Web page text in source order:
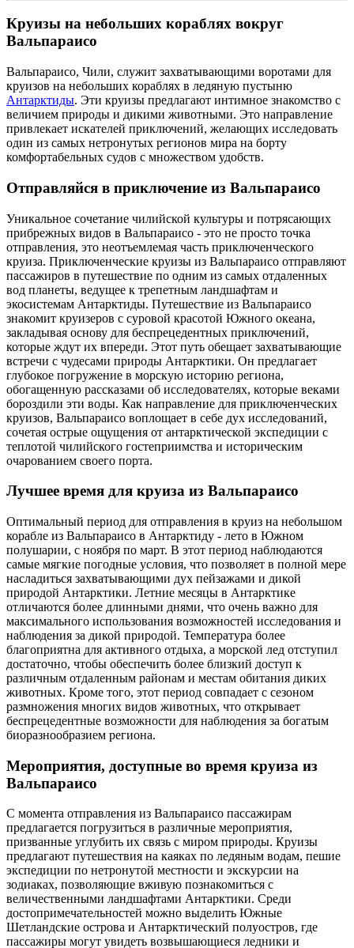
Круизы на небольших кораблях вокруг
Вальпараисо
Вальпараисо, Чили, служит захватывающими воротами для
круизов на небольших кораблях в ледяную пустыню
Антарктиды. Эти круизы предлагают интимное знакомство с
величием природы и дикими животными. Это направление
привлекает искателей приключений, желающих исследовать
один из самых нетронутых регионов мира на борту
комфортабельных судов с множеством удобств.
Отправляйся в приключение из Вальпараисо
Уникальное сочетание чилийской культуры и потрясающих
прибрежных видов в Вальпараисо - это не просто точка
отправления, это неотъемлемая часть приключенческого
круиза. Приключенческие круизы из Вальпараисо отправляют
пассажиров в путешествие по одним из самых отдаленных
вод планеты, ведущее к трепетным ландшафтам и
экосистемам Антарктиды. Путешествие из Вальпараисо
знакомит круизеров с суровой красотой Южного океана,
закладывая основу для беспрецедентных приключений,
которые ждут их впереди. Этот путь обещает захватывающие
встречи с чудесами природы Антарктики. Он предлагает
глубокое погружение в морскую историю региона,
обогащенную рассказами об исследователях, которые веками
бороздили эти воды. Как направление для приключенческих
круизов, Вальпараисо воплощает в себе дух исследований,
сочетая острые ощущения от антарктической экспедиции с
теплотой чилийского гостеприимства и историческим
очарованием своего порта.
Лучшее время для круиза из Вальпараисо
Оптимальный период для отправления в круиз на небольшом
корабле из Вальпараисо в Антарктиду - лето в Южном
полушарии, с ноября по март. В этот период наблюдаются
самые мягкие погодные условия, что позволяет в полной мере
насладиться захватывающими дух пейзажами и дикой
природой Антарктики. Летние месяцы в Антарктике
отличаются более длинными днями, что очень важно для
максимального использования возможностей исследования и
наблюдения за дикой природой. Температура более
благоприятна для активного отдыха, а морской лед отступил
достаточно, чтобы обеспечить более близкий доступ к
различным отдаленным районам и местам обитания диких
животных. Кроме того, этот период совпадает с сезоном
размножения многих видов животных, что открывает
беспрецедентные возможности для наблюдения за богатым
биоразнообразием региона.
Мероприятия, доступные во время круиза из
Вальпараисо
С момента отправления из Вальпараисо пассажирам
предлагается погрузиться в различные мероприятия,
призванные углубить их связь с миром природы. Круизы
предлагают путешествия на каяках по ледяным водам, пешие
экспедиции по нетронутой местности и экскурсии на
зодиаках, позволяющие вживую познакомиться с
величественными ландшафтами Антарктики. Среди
достопримечательностей можно выделить Южные
Шетландские острова и Антарктический полуостров, где
пассажиры могут увидеть возвышающиеся ледники и